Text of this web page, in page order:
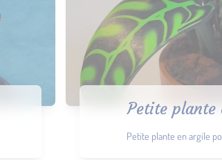
Petite plante
Petite plante en argile